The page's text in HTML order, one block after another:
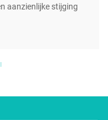
aanzienlijke stijging